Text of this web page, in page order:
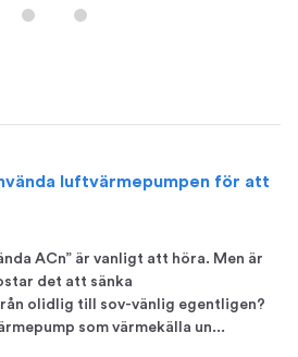
luftvärmepumpen för att
ACn” är vanligt att höra. Men är
det att sänka
olidlig till sov-vänlig egentligen?
som värmekälla un...